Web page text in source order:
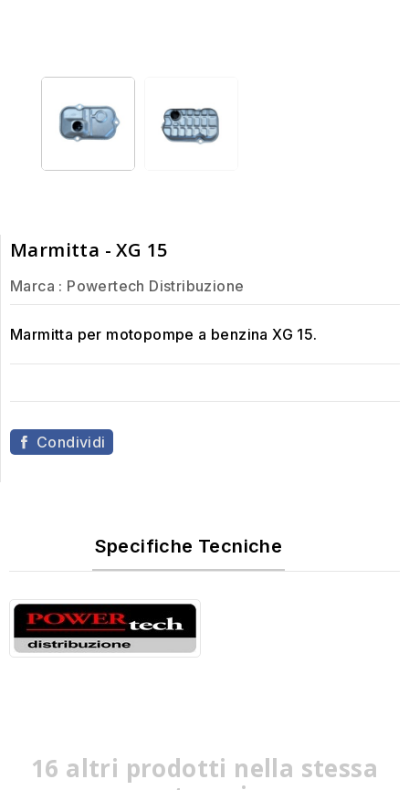
Marmitta - XG 15
Marca : Powertech Distribuzione
Marmitta per motopompe a benzina XG 15.
Condividi
Specifiche Tecniche
16 altri prodotti nella stessa